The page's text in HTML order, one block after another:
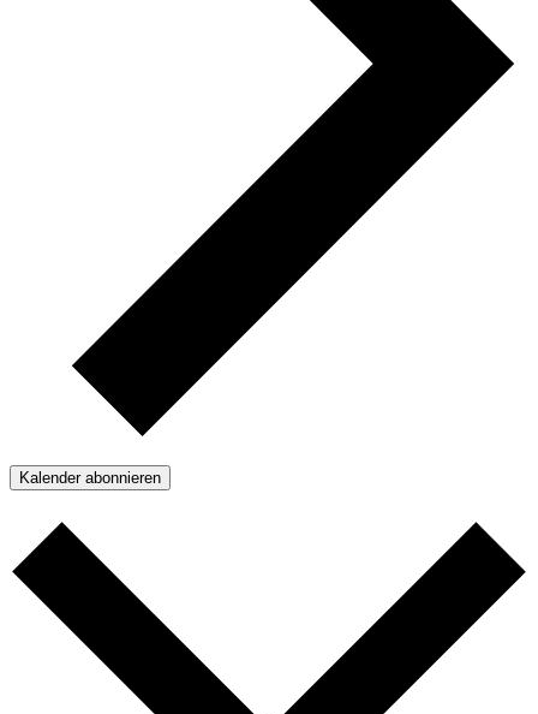
Kalender abonnieren